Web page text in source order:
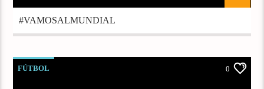
#VAMOSALMUNDIAL
FÚTBOL 0